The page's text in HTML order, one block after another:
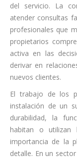
del servicio. La
atender consultas
profesionales que
propietarios
activa en las
derivar en
nuevos clientes.
El trabajo de los
instalación de un
durabilidad, la
habitan o utilizan
importancia de la
detalle. En un